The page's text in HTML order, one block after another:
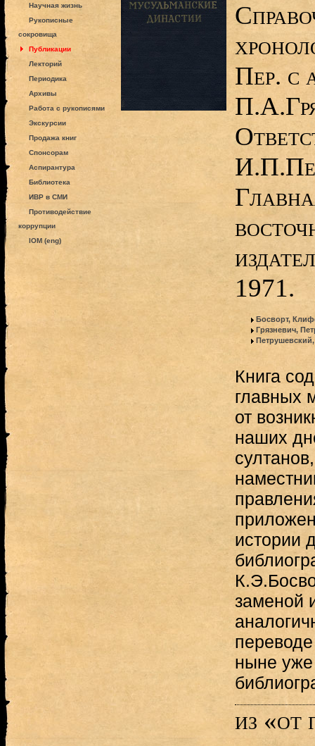
Научная жизнь
Рукописные
сокровища
Публикации
Лекторий
Периодика
Архивы
Работа с рукописями
Экскурсии
Продажа книг
Спонсорам
Аспирантура
Библиотека
ИВР в СМИ
Противодействие
коррупции
IOM (eng)
Пер. с
1971.
Босворт,
Грязневич,
Книга
главных
от
наших
истории
заменой
ныне
из «от